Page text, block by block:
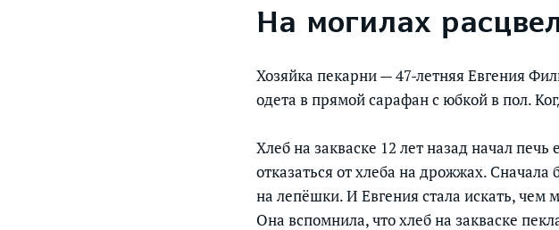
На могилах
Хозяйка пекарни — 47-летняя Евгения
одета в прямой сарафан с юбкой в пол.
Хлеб на закваске 12 лет назад начал
отказаться от хлеба на дрожжах.
на лепёшки. И Евгения стала искать,
Она вспомнила, что хлеб на закваске